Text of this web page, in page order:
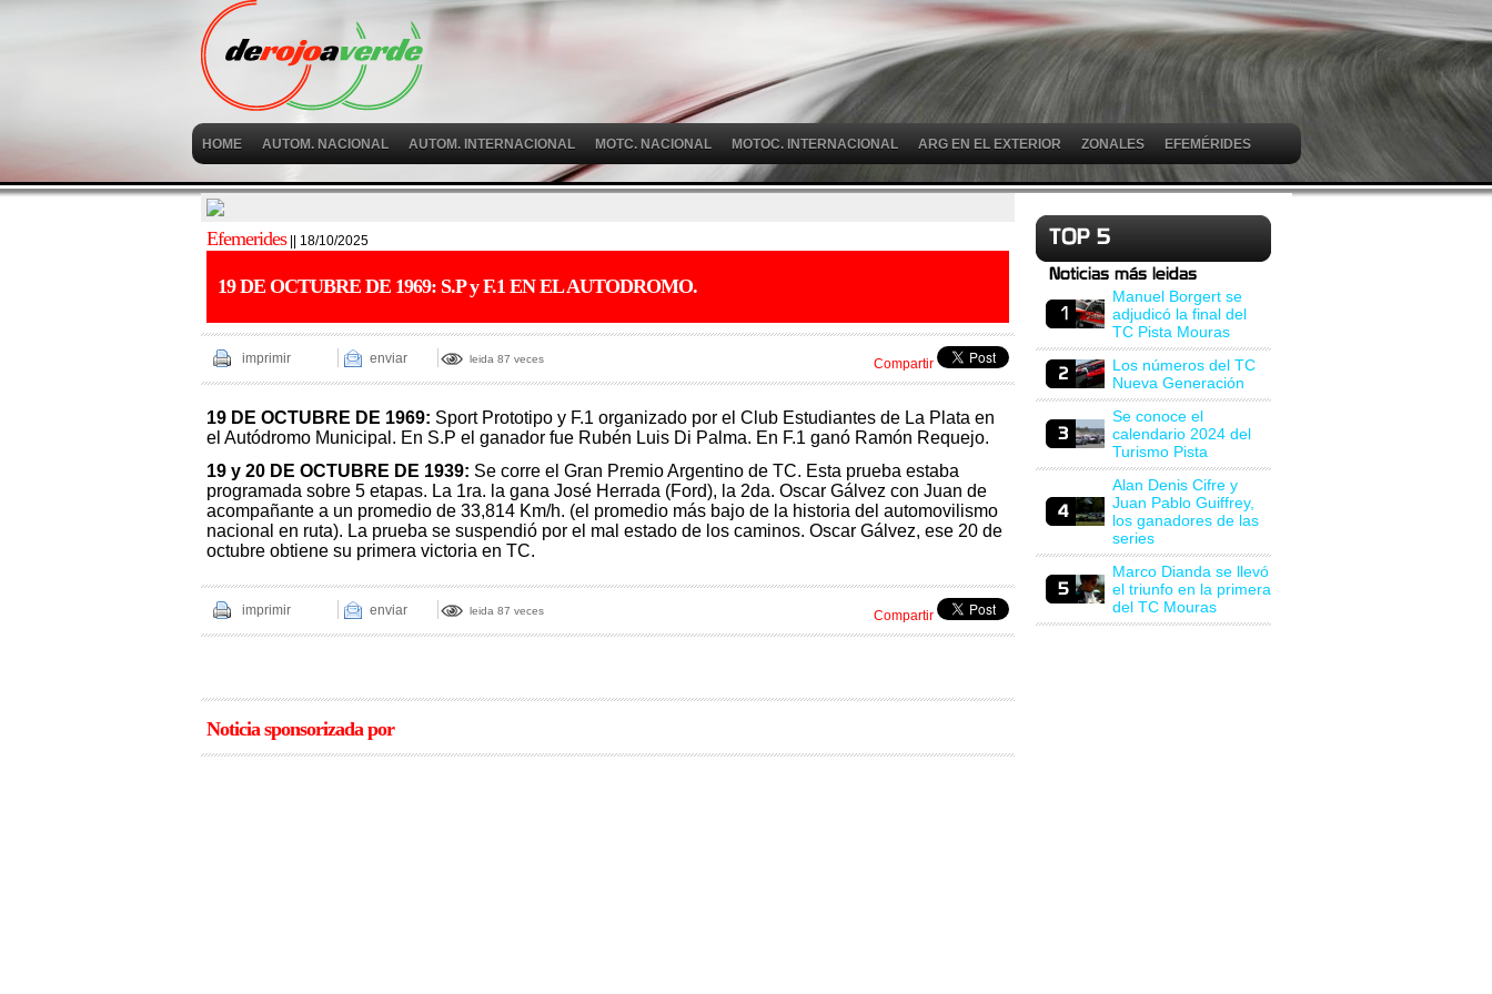
HOME AUTOM. NACIONAL AUTOM. INTERNACIONAL MOTC. NACIONAL MOTOC. INTERNACIONAL ARG EN EL EXTERIOR ZONALES EFEMÉRIDES
Efemerides|| 18/10/2025
19 DE OCTUBRE DE 1969: S.P y F.1 EN EL AUTODROMO.
imprimir enviar leida 87 veces Compartir
19 DE OCTUBRE DE 1969: Sport Prototipo y F.1 organizado por el Club Estudiantes de La Plata en
el Autódromo Municipal. En S.P el ganador fue Rubén Luis Di Palma. En F.1 ganó Ramón Requejo.
19 y 20 DE OCTUBRE DE 1939: Se corre el Gran Premio Argentino de TC. Esta prueba estaba
programada sobre 5 etapas. La 1ra. la gana José Herrada (Ford), la 2da. Oscar Gálvez con Juan de
acompañante a un promedio de 33,814 Km/h. (el promedio más bajo de la historia del automovilismo
nacional en ruta). La prueba se suspendió por el mal estado de los caminos. Oscar Gálvez, ese 20 de
octubre obtiene su primera victoria en TC.
imprimir enviar leida 87 veces Compartir
Noticia sponsorizada por
Manuel Borgert se
adjudicó la final del
TC Pista Mouras
Los números del TC
Nueva Generación
Se conoce el
calendario 2024 del
Turismo Pista
Alan Denis Cifre y
Juan Pablo Guiffrey,
los ganadores de las
series
Marco Dianda se llevó
el triunfo en la primera
del TC Mouras